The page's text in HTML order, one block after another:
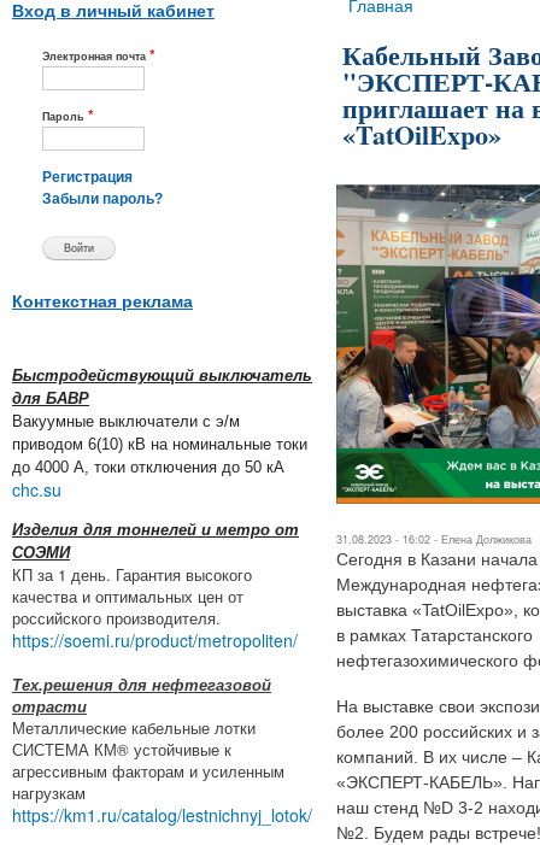
Вход в личный кабинет
Электронная почта *
Пароль *
Регистрация
Забыли пароль?
Контекстная реклама
Быстродействующий выключатель
для БАВР
Вакуумные выключатели с э/м
приводом 6(10) кВ на номинальные токи
до 4000 А, токи отключения до 50 кА
chc.su
Изделия для тоннелей и метро от
СОЭМИ
КП за 1 день. Гарантия высокого
качества и оптимальных цен от
российского производителя.
https://soemi.ru/product/metropoliten/
Тех.решения для нефтегазовой
отрасти
Металлические кабельные лотки
СИСТЕМА КМ® устойчивые к
агрессивным факторам и усиленным
нагрузкам
https://km1.ru/catalog/lestnichnyj_lotok/
Вы здесь
Главная
Кабельный
"ЭКСПЕРТ-
приглашает на
«TatOilExpo»
31.08.2023 - 16:02 - Елена Должикова
Сегодня в Казани
Международная
выставка «TatOilExpo»,
в рамках Татарстанского
нефтегазохимического
На выставке свои
более 200 российских и
компаний. В их числе –
«ЭКСПЕРТ-КАБЕЛЬ».
наш стенд №D 3-2
№2. Будем рады встрече!